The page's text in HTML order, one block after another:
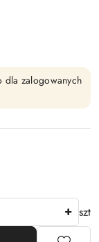
dla zalogowanych
szt